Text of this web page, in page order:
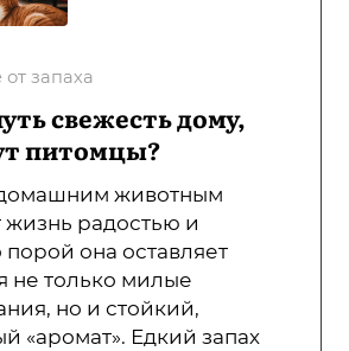
запаха
свежесть дому,
питомцы?
животным
жизнь радостью и
она оставляет
не только милые
но и стойкий,
«аромат». Едкий запах